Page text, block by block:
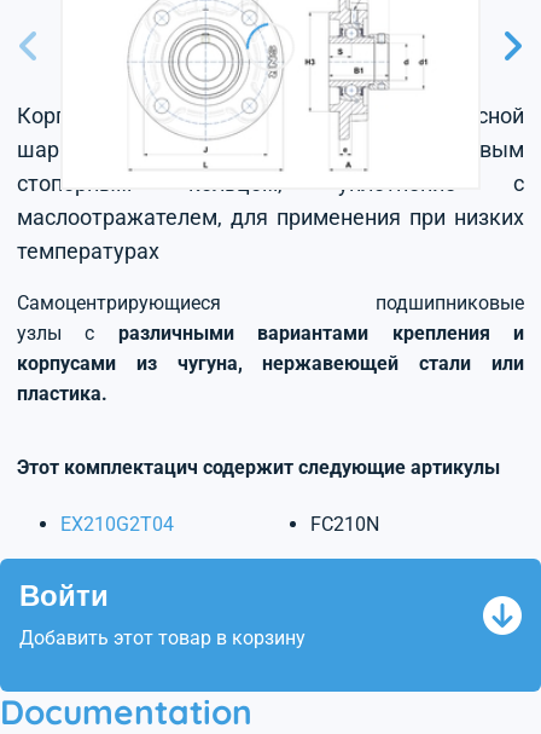
Корпус из серого чугуна, радиальный корпусной
шарикоподшипник с эксцентриковым
стопорным кольцом, уплотнение с
маслоотражателем, для применения при низких
температурах
Самоцентрирующиеся подшипниковые
узлы с различными вариантами крепления и
корпусами из чугуна, нержавеющей стали или
пластика.
Этот комплектацич содержит следующие артикулы
EX210G2T04 FC210N
Войти
Добавить этот товар в корзину
Documentation